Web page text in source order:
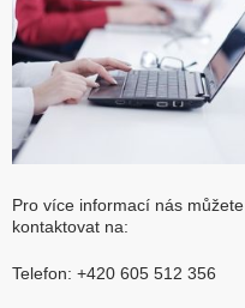
Pro více informací nás můžete
kontaktovat na:
Telefon: +420 605 512 356